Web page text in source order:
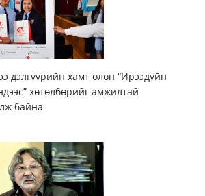
дэлгүүрийн хамт олон “Ирээдүйн
хөтөлбөрийг амжилтай
байна